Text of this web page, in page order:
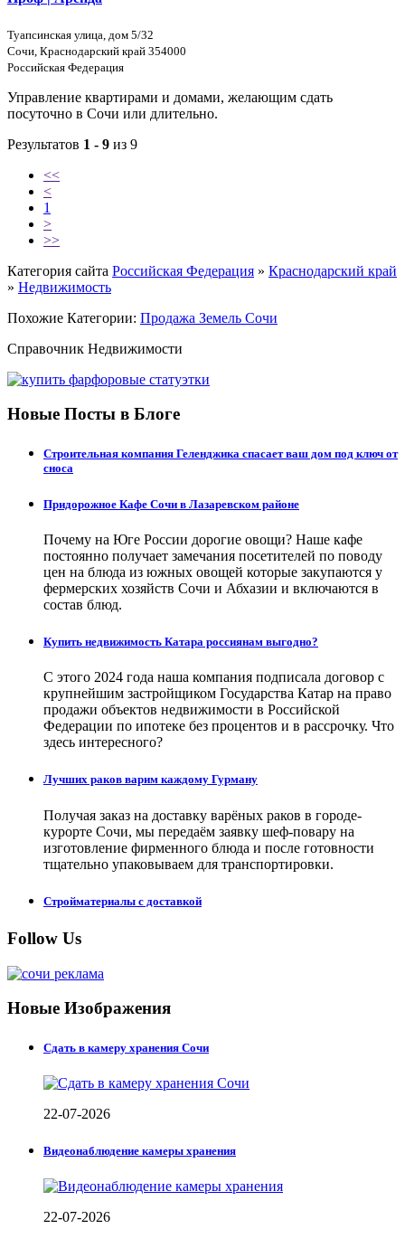
Туапсинская улица, дом 5/32
Сочи, Краснодарский край 354000
Российская Федерация
Управление квартирами и домами, желающим сдать
посуточно в Сочи или длительно.
Результатов 1 - 9 из 9
<<
<
1
>
>>
Категория сайта Российская Федерация » Краснодарский край
» Недвижимость
Похожие Категории: Продажа Земель Сочи
Справочник Недвижимости
Новые Посты в Блоге
Строительная компания Геленджика спасает ваш дом под ключ от
сноса
Придорожное Кафе Сочи в Лазаревском районе
Почему на Юге России дорогие овощи? Наше кафе
постоянно получает замечания посетителей по поводу
цен на блюда из южных овощей которые закупаются у
фермерских хозяйств Сочи и Абхазии и включаются в
состав блюд.
Купить недвижимость Катара россиянам выгодно?
С этого 2024 года наша компания подписала договор с
крупнейшим застройщиком Государства Катар на право
продажи объектов недвижимости в Российской
Федерации по ипотеке без процентов и в рассрочку. Что
здесь интересного?
Лучших раков варим каждому Гурману
Получая заказ на доставку варёных раков в городе-
курорте Сочи, мы передаём заявку шеф-повару на
изготовление фирменного блюда и после готовности
тщательно упаковываем для транспортировки.
Стройматериалы с доставкой
Follow Us
Новые Изображения
Сдать в камеру хранения Сочи
22-07-2026
Видеонаблюдение камеры хранения
22-07-2026